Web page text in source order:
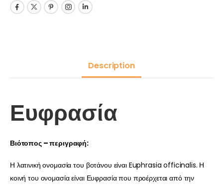
Description
Ευφρασία
Βιότοπος – περιγραφή:
Η λατινική ονομασία του βοτάνου είναι Euphrasia officinalis. Η
κοινή του ονομασία είναι Ευφρασία που προέρχεται από την